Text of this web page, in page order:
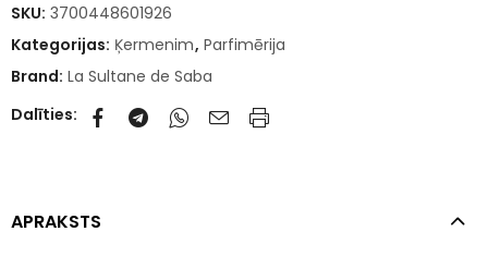
SKU: 3700448601926
Kategorijas: Ķermenim, Parfimērija
Brand: La Sultane de Saba
Dalīties:
APRAKSTS